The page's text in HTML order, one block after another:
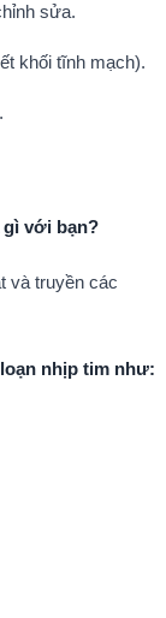
sửa.
khối tĩnh mạch).
gì với bạn?
và truyền các
nhịp tim như: